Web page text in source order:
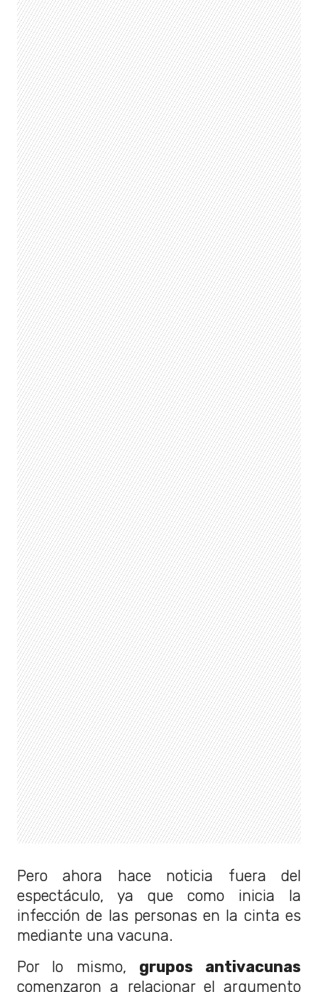
Pero ahora hace noticia fuera del
espectáculo, ya que como inicia la
infección de las personas en la cinta es
mediante una vacuna.
Por lo mismo, grupos antivacunas
comenzaron a relacionar el argumento